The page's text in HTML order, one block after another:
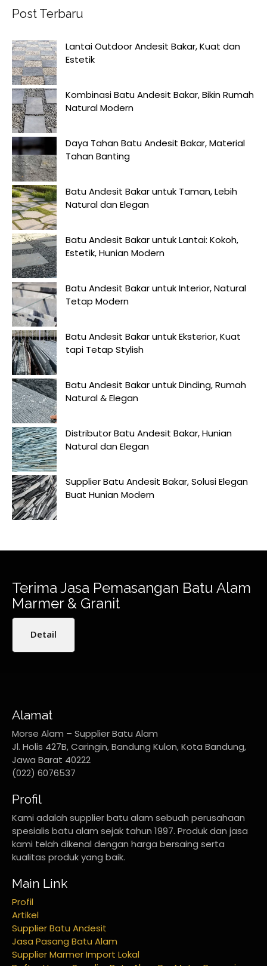
Post Terbaru
Lantai Outdoor Andesit Bakar, Kuat dan
Estetik
Kombinasi Batu Andesit Bakar, Bikin Rumah
Natural Modern
Daya Tahan Batu Andesit Bakar, Material
Tahan Banting
Batu Andesit Bakar untuk Taman, Lebih
Natural dan Elegan
Batu Andesit Bakar untuk Lantai: Kokoh,
Estetik, Hunian Modern
Batu Andesit Bakar untuk Interior, Natural
Tetap Modern
Batu Andesit Bakar untuk Eksterior, Kuat
tapi Tetap Stylish
Batu Andesit Bakar untuk Dinding, Rumah
Natural & Elegan
Distributor Batu Andesit Bakar, Hunian
Natural dan Elegan
Supplier Batu Andesit Bakar, Solusi Elegan
Buat Hunian Modern
Terima Jasa Pemasangan Batu Alam
Marmer & Granit
Detail
Alamat
Morse Alam – Supplier Batu Alam
Jl. Holis 427B, Caringin, Bandung Kulon, Kota Bandung,
Jawa Barat 40222
(022) 6076537
Profil
Kami adalah supplier batu alam sebuah perusahaan
spesialis batu alam sejak tahun 1997. Produk dan jasa
kami telah dikenal dengan harga bersaing serta
kualitas produk yang baik.
Main Link
Profil
Artikel
Supplier Batu Andesit
Jasa Pasang Batu Alam
Supplier Marmer Import Lokal